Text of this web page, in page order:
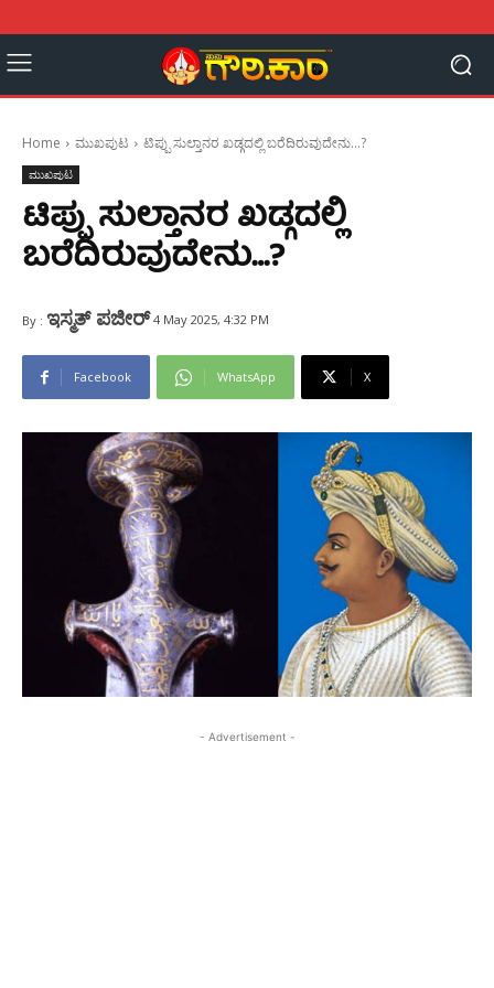
Home ಮುಖಪುಟ ಟಿಪ್ಪು ಸುಲ್ತಾನರ ಖಡ್ಗದಲ್ಲಿ ಬರೆದಿರುವುದೇನು...?
ಮುಖಪುಟ
ಟಿಪ್ಪು ಸುಲ್ತಾನರ ಖಡ್ಗದಲ್ಲಿ
ಬರೆದಿರುವುದೇನು…?
By : ಇಸ್ಮತ್‌ ಪಜೀರ್‌‌ 4 May 2025, 4:32 PM
Facebook WhatsApp X
- Advertisement -